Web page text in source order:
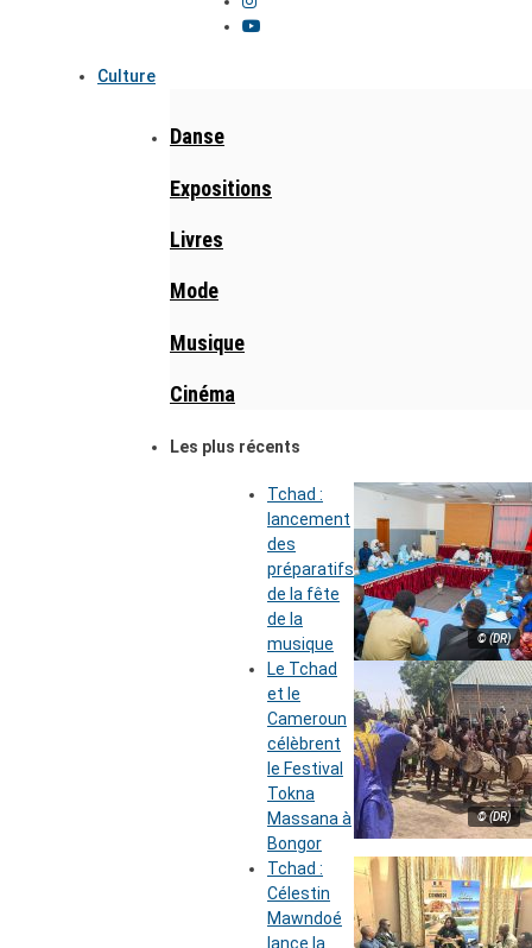
Culture
Danse
Expositions
Livres
Mode
Musique
Cinéma
Les plus récents
© (DR)
Tchad :
lancement
des
préparatifs
de la fête
de la
musique
© (DR)
Le Tchad
et le
Cameroun
célèbrent
le Festival
Tokna
Massana à
Bongor
Tchad :
Célestin
Mawndoé
lance la